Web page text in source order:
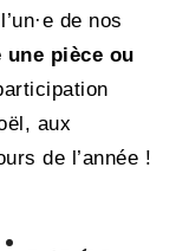
de nos
une pièce ou
aux
de l’année !